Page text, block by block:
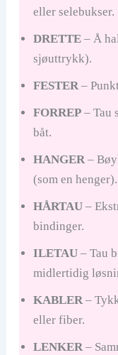
eller selebukser.
DRETTE– Å
sjøuttrykk).
FESTER–
FORREP– Tau
båt.
HANGER–
(som en henger).
HÅRTAU–
bindinger.
ILETAU– Tau
midlertidig
KABLER–
eller fiber.
LENKER–